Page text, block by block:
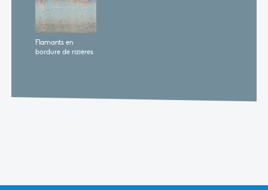
Flamants en
bordure de rizières